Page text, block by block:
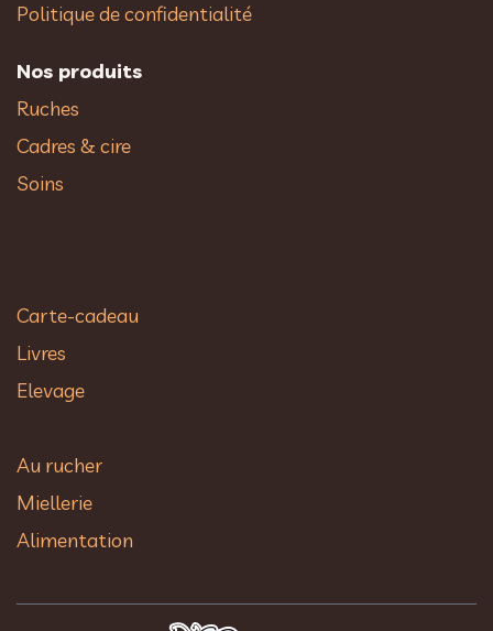
Politique de confidentialité
Nos produits
Ruches
Cadres & cire
Soins
Carte-cadeau
Livres
Elevage
Au rucher​
Miellerie
Alimentation